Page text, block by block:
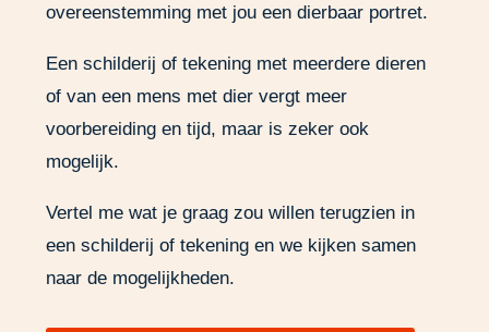
overeenstemming met jou een dierbaar portret.
Een schilderij of tekening met meerdere dieren
of van een mens met dier vergt meer
voorbereiding en tijd, maar is zeker ook
mogelijk.
Vertel me wat je graag zou willen terugzien in
een schilderij of tekening en we kijken samen
naar de mogelijkheden.